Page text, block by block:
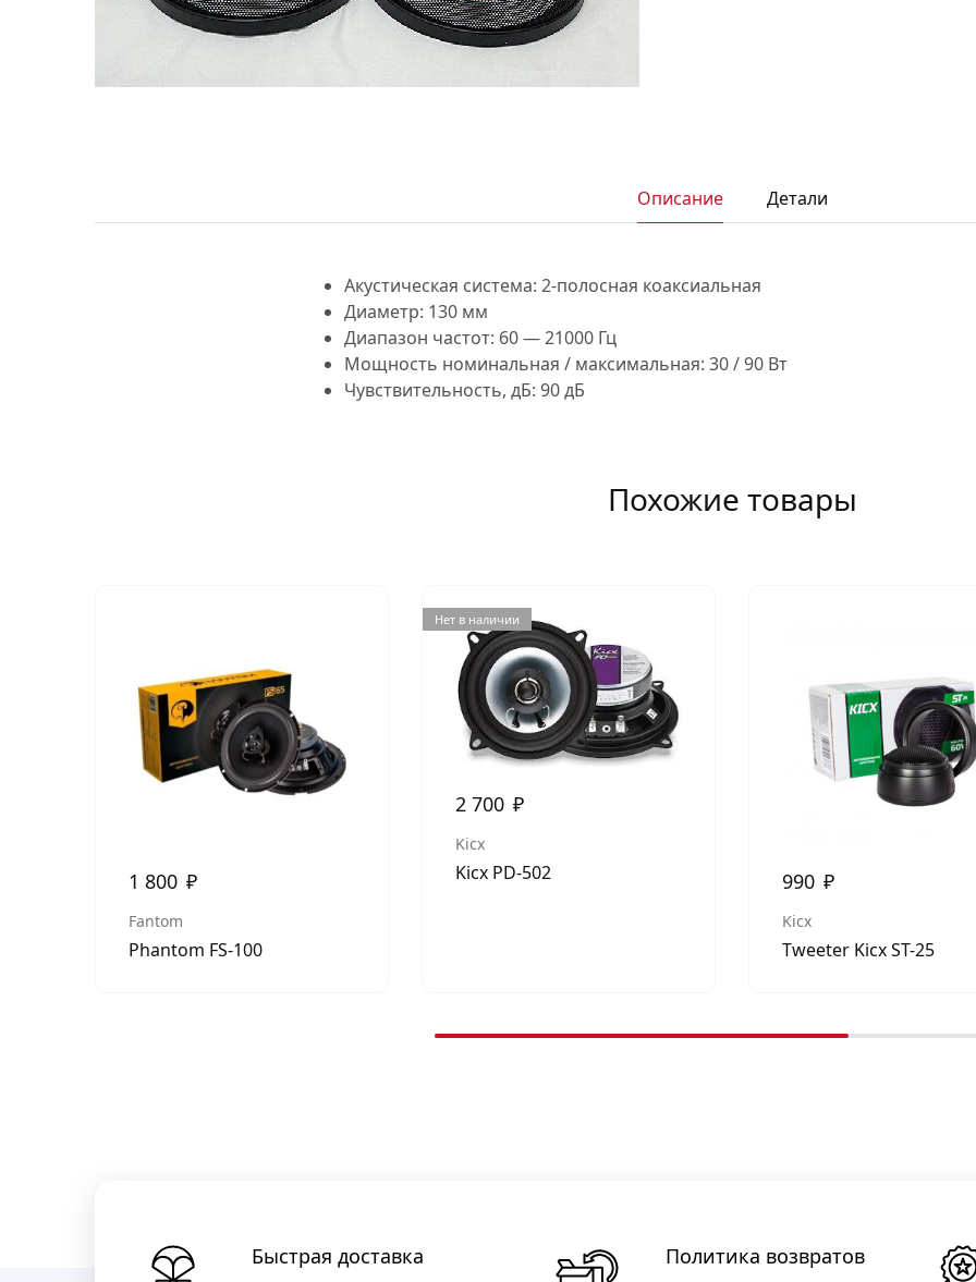
КОВРИКИ и ХИМИЯ
Описание Детали
Акустическая система: 2-полосная коаксиальная
Диаметр: 130 мм
Диапазон частот: 60 — 21000 Гц
Мощность номинальная / максимальная: 30 / 90 Вт
Чувствительность, дБ: 90 дБ
Похожие товары
1 800 ₽
Fantom
Phantom FS-100
Нет в наличии
2 700 ₽
Kicx
Kicx PD-502 990 ₽
Kicx
Tweeter Kicx ST-25
Быстрая доставка Политика возвратов